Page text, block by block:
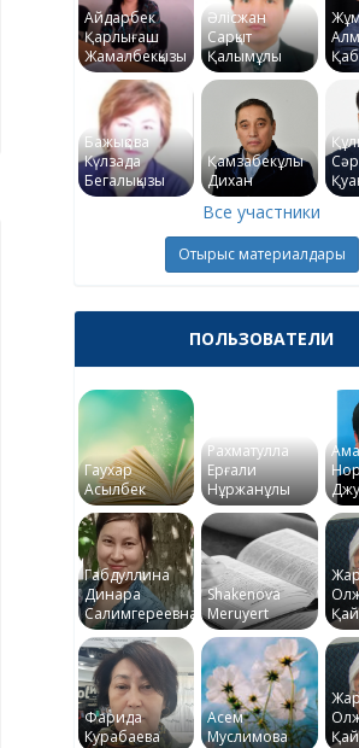
Айдарбек
Қарлығаш
Жамалбекқызы
Әлісжан
Сарқыт
Қалымұлы
Бажықова
Күлзада
Бегалықызы
Қамзабекұлы
Дихан
Все участники
Отырыс материалдары
ПОЛЬЗОВАТЕЛИ
Гаухар
Асылбек
Рахматулла
Ерғали
Нұржанұлы
Габдуллина
Динара
Салимгереевна
Shakenova
Meruyert
Фарида
Курабаева
Асем
Муслимова